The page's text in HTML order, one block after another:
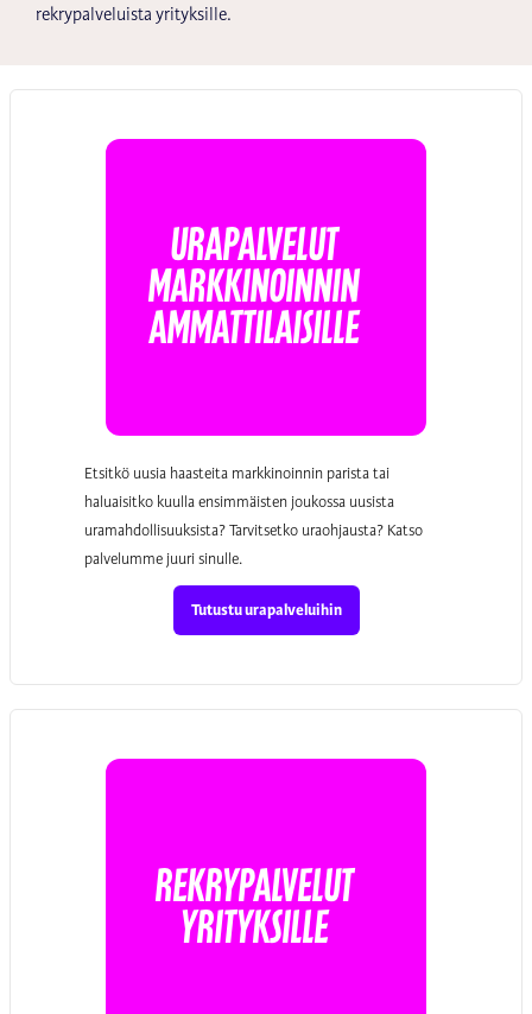
rekrypalveluista yrityksille.
Urapalvelut
MARKKINOINNIN
ammattilaisille
Etsitkö uusia haasteita markkinoinnin parista tai
haluaisitko kuulla ensimmäisten joukossa uusista
uramahdollisuuksista? Tarvitsetko uraohjausta? Katso
palvelumme juuri sinulle.
Tutustu urapalveluihin
REKRYpalvelut
YRITYKSILLE